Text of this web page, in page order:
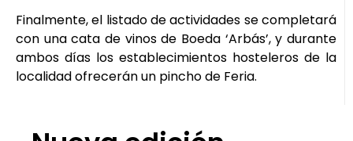
Finalmente, el listado de actividades se completará
con una cata de vinos de Boeda ‘Arbás’, y durante
ambos días los establecimientos hosteleros de la
localidad ofrecerán un pincho de Feria.